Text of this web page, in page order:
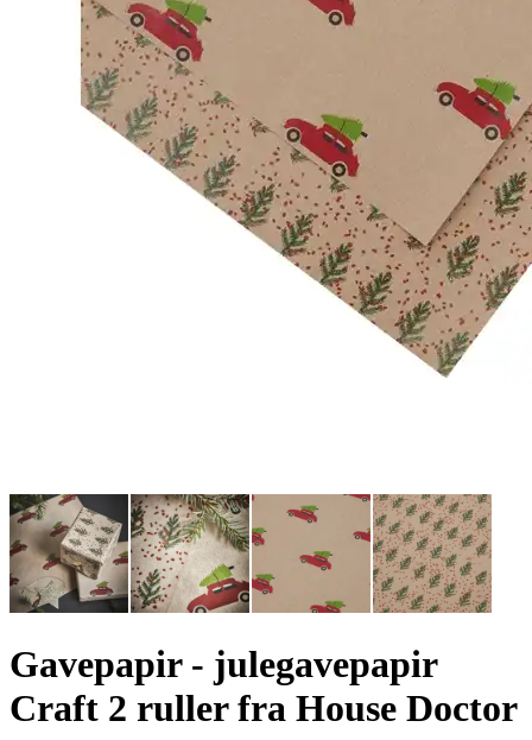
Gavepapir - julegavepapir
Craft 2 ruller fra House Doctor